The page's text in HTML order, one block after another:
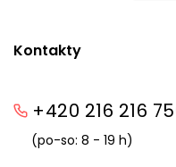
Kontakty
+420 216 216
(po-so: 8 - 19 h)